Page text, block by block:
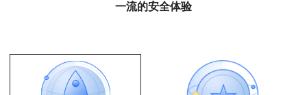
一流的安全体验